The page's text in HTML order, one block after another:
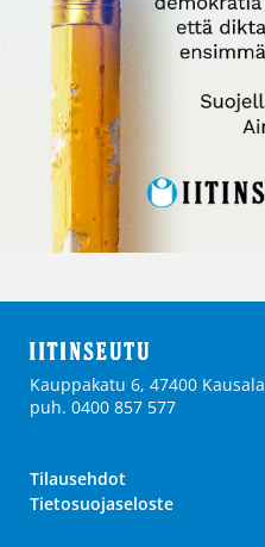
Kauppakatu 6, 47400 Kausala
puh. 0400 857 577
Tilausehdot
Tietosuojaseloste